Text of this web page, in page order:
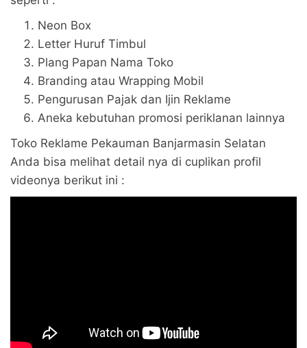
Neon Box
Letter Huruf Timbul
Plang Papan Nama Toko
Branding atau Wrapping Mobil
Pengurusan Pajak dan Ijin Reklame
Aneka kebutuhan promosi periklanan lainnya
Toko Reklame Pekauman Banjarmasin Selatan
Anda bisa melihat detail nya di cuplikan profil
videonya berikut ini :